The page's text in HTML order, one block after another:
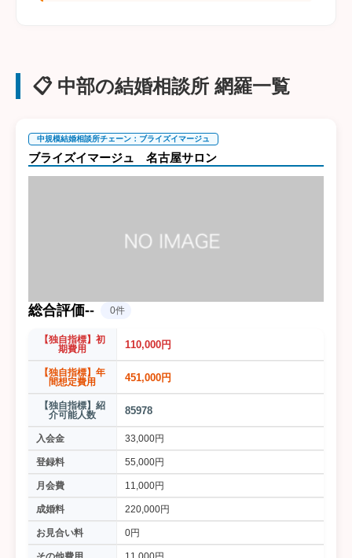
📋 中部の結婚相談所 網羅一覧
中規模結婚相談所チェーン：ブライズイマージュ
ブライズイマージュ 名古屋サロン
総合評価-- 0件
【独自指標】初
期費用
110,000円
【独自指標】年
間想定費用
451,000円
【独自指標】紹
介可能人数
85978
入会金 33,000円
登録料 55,000円
月会費 11,000円
成婚料 220,000円
お見合い料 0円